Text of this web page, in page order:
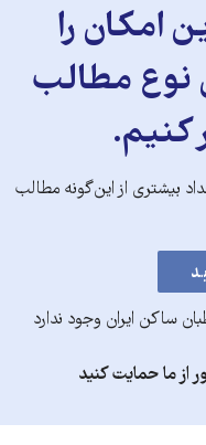
امکان را
نوع مطالب
کنیم.
بیشتری از این‌گونه مطالب
ساکن ایران وجود ندارد
از ما حمایت کنید